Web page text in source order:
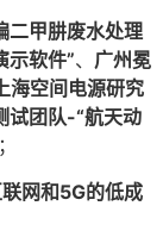
二甲肼废水处理
示软件”、 广州冕
海空间电源研究
试团队-“航天动
网和5G的低成